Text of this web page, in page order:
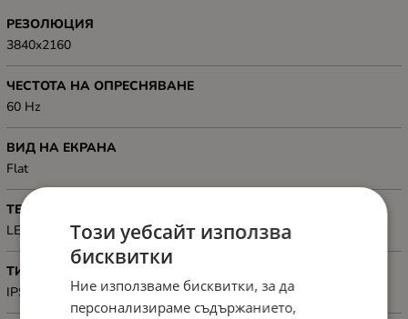
РЕЗОЛЮЦИЯ
3840x2160
ЧЕСТОТА НА ОПРЕСНЯВАНЕ
60 Hz
ВИД НА ЕКРАНА
Flat
ТЕХНОЛОГИЯ
LED
ТИП НА МАТРИЦАТА
IPS
Този уебсайт използва
бисквитки
Ние използваме бисквитки, за да
персонализираме съдържанието,